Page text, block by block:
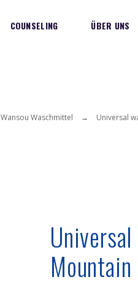
COUNSELING ÜBER UNS
Wansou Waschmittel Universal